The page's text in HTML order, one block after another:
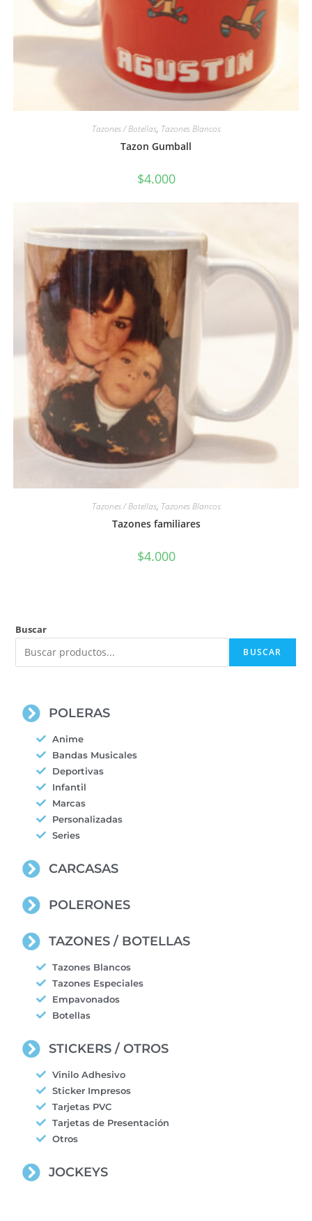
Tazones / Botellas, Tazones Blancos
Tazon Gumball
$4.000
Tazones / Botellas, Tazones Blancos
Tazones familiares
$4.000
Buscar
BUSCAR
POLERAS
Anime
Bandas Musicales
Deportivas
Infantil
Marcas
Personalizadas
Series
CARCASAS
POLERONES
TAZONES / BOTELLAS
Tazones Blancos
Tazones Especiales
Empavonados
Botellas
STICKERS / OTROS
Vinilo Adhesivo
Sticker Impresos
Tarjetas PVC
Tarjetas de Presentación
Otros
JOCKEYS